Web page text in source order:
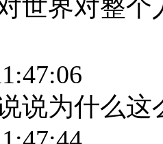
世界对整个
说为什么这